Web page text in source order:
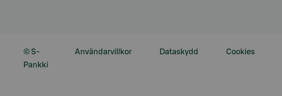
Användarvillkor Dataskydd Cookies
© S-
Pankki